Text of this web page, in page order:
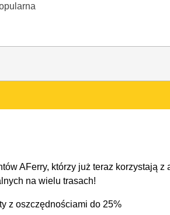
AFerry, którzy już teraz korzystają z
na wielu trasach!
z oszczędnościami do 25%